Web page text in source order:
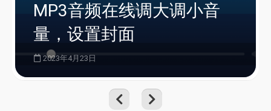
MP3音频在线调大调小音
量，设置封面
2023年4月23日